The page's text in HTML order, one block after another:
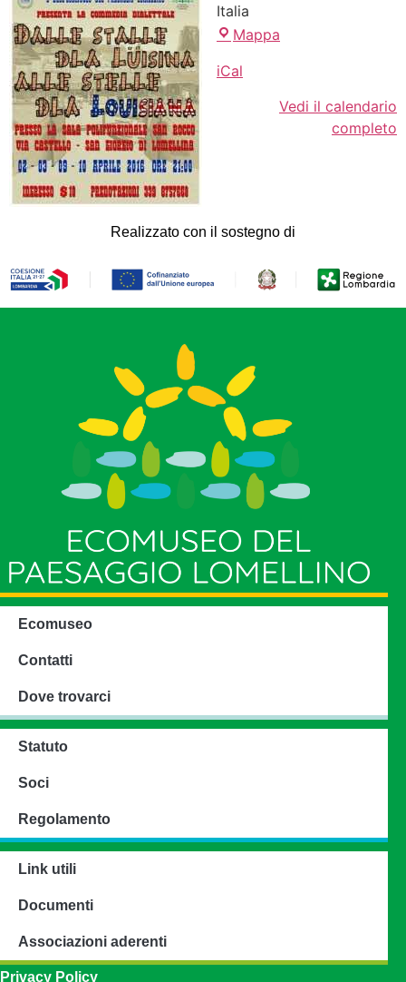
Italia
Mappa
iCal
Vedi il calendario
completo
Realizzato con il sostegno di
Ecomuseo
Contatti
Dove trovarci
Statuto
Soci
Regolamento
Link utili
Documenti
Associazioni aderenti
Privacy Policy